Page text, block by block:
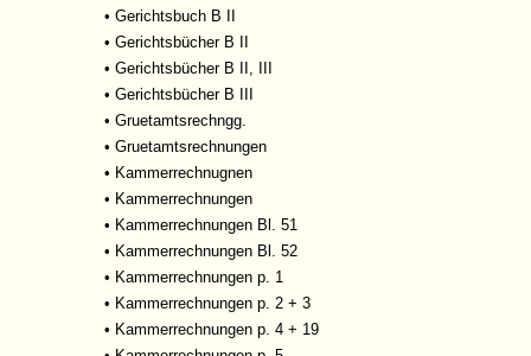
• Gerichtsbuch B II
• Gerichtsbücher B II
• Gerichtsbücher B II, III
• Gerichtsbücher B III
• Gruetamtsrechngg.
• Gruetamtsrechnungen
• Kammerrechnugnen
• Kammerrechnungen
• Kammerrechnungen Bl. 51
• Kammerrechnungen Bl. 52
• Kammerrechnungen p. 1
• Kammerrechnungen p. 2 + 3
• Kammerrechnungen p. 4 + 19